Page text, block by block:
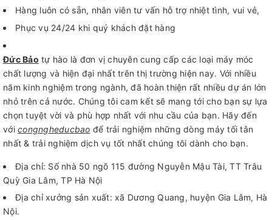
Hàng luôn có sẵn, nhân viên tư vấn hỗ trợ nhiệt tình, vui vẻ,
Phục vụ 24/24 khi quý khách đặt hàng
Đức Bảo tự hào là đơn vị chuyên cung cấp các loại máy móc
chất lượng và hiện đại nhất trên thị trường hiện nay. Với nhiều
năm kinh nghiệm trong ngành, đã hoàn thiện rất nhiều dự án lớn
nhỏ trên cả nước. Chúng tôi cam kết sẽ mang tới cho bạn sự lựa
chọn tuyệt vời và phù hợp nhất với nhu cầu của bạn. Hãy đến
với congngheducbao để trải nghiệm những dòng máy tối tân
nhất & trải nghiệm dịch vụ tốt nhất chúng tôi dành cho bạn.
Địa chỉ: Số nhà 50 ngõ 115 đường Nguyễn Mậu Tài, TT Trâu
Quỳ Gia Lâm, TP Hà Nội
Địa chỉ xưởng sản xuất: xã Dương Quang, huyện Gia Lâm, Hà
Nội.